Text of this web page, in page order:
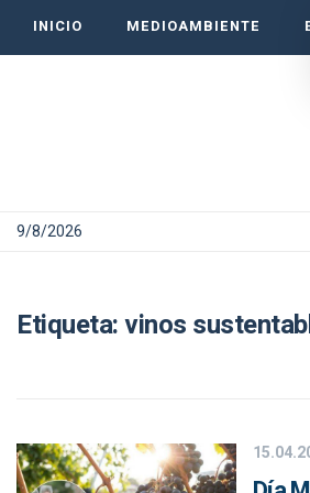
INICIO MEDIOAMBIENTE
9/8/2026
Etiqueta:vinos